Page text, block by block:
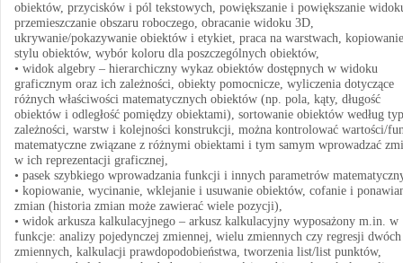
obiektów, przycisków i pól tekstowych, powiększanie i powiększanie
przemieszczanie obszaru roboczego, obracanie widoku 3D,
ukrywanie/pokazywanie obiektów i etykiet, praca na warstwach, kopiowanie
stylu obiektów, wybór koloru dla poszczególnych obiektów,
• widok algebry – hierarchiczny wykaz obiektów dostępnych w widoku
graficznym oraz ich zależności, obiekty pomocnicze, wyliczenia dotyczące
różnych właściwości matematycznych obiektów (np. pola, kąty, długość
obiektów i odległość pomiędzy obiektami), sortowanie obiektów według
zależności, warstw i kolejności konstrukcji, można kontrolować wartości/
matematyczne związane z różnymi obiektami i tym samym wprowadzać
w ich reprezentacji graficznej,
• pasek szybkiego wprowadzania funkcji i innych parametrów
• kopiowanie, wycinanie, wklejanie i usuwanie obiektów, cofanie i
zmian (historia zmian może zawierać wiele pozycji),
• widok arkusza kalkulacyjnego – arkusz kalkulacyjny wyposażony m.in. w
funkcje: analizy pojedynczej zmiennej, wielu zmiennych czy regresji dwóch
zmiennych, kalkulacji prawdopodobieństwa, tworzenia list/list punktów,